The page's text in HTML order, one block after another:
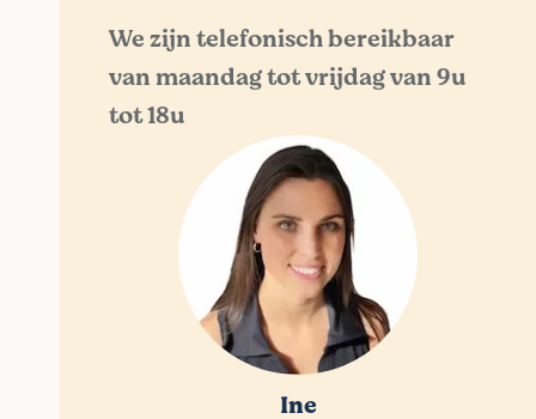
We zijn telefonisch bereikbaar
van maandag tot vrijdag van 9u
tot 18u
Ine